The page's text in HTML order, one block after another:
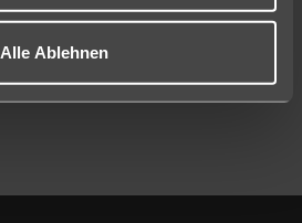
Alle Ablehnen